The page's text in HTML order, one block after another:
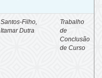
Santos-Filho,
Itamar Dutra
Trabalho
de
Conclusão
de Curso